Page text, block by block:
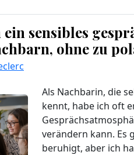
sensibles
ohne zu
Als Nachbarin, die
kennt, habe ich oft
verändern kann. Es
beruhigt, aber ich